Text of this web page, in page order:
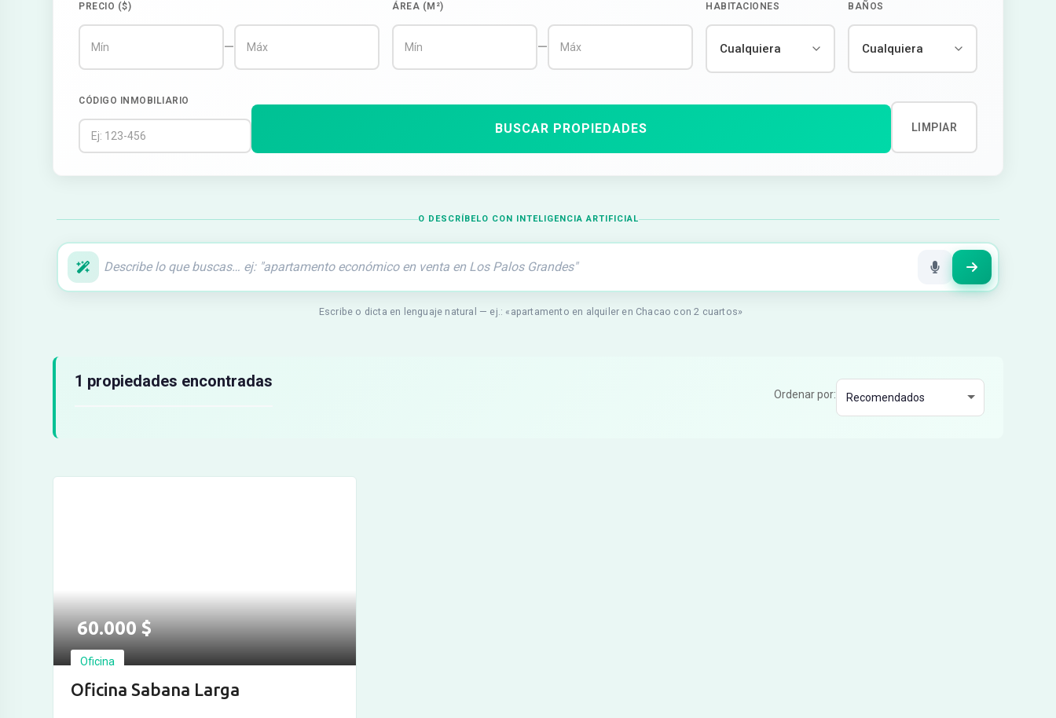
PRECIO ($)
—
ÁREA (M²)
—
HABITACIONES BAÑOS
CÓDIGO INMOBILIARIO
BUSCAR PROPIEDADES LIMPIAR
O DESCRÍBELO CON INTELIGENCIA ARTIFICIAL
Escribe o dicta en lenguaje natural — ej.: «apartamento en alquiler en Chacao con 2 cuartos»
Resultados de búsqueda
1 propiedades encontradas
Ordenar por:
60.000$
Oficina
Oficina Sabana Larga